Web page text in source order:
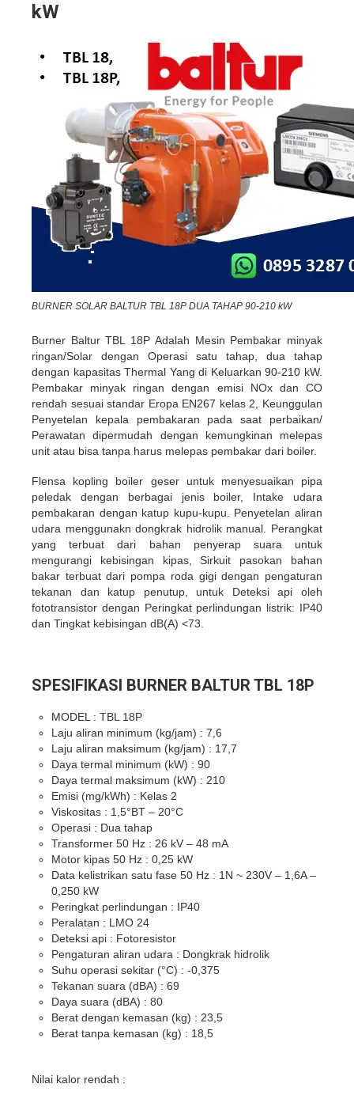
kW
BURNER SOLAR BALTUR TBL 18P DUA TAHAP 90-210 kW
Burner Baltur TBL 18P Adalah Mesin Pembakar minyak
ringan/Solar dengan Operasi satu tahap, dua tahap
dengan kapasitas Thermal Yang di Keluarkan 90-210 kW.
Pembakar minyak ringan dengan emisi NOx dan CO
rendah sesuai standar Eropa EN267 kelas 2, Keunggulan
Penyetelan kepala pembakaran pada saat perbaikan/
Perawatan dipermudah dengan kemungkinan melepas
unit atau bisa tanpa harus melepas pembakar dari boiler.
Flensa kopling boiler geser untuk menyesuaikan pipa
peledak dengan berbagai jenis boiler, Intake udara
pembakaran dengan katup kupu-kupu. Penyetelan aliran
udara menggunakn dongkrak hidrolik manual. Perangkat
yang terbuat dari bahan penyerap suara untuk
mengurangi kebisingan kipas, Sirkuit pasokan bahan
bakar terbuat dari pompa roda gigi dengan pengaturan
tekanan dan katup penutup, untuk Deteksi api oleh
fototransistor dengan Peringkat perlindungan listrik: IP40
dan Tingkat kebisingan dB(A) <73.
SPESIFIKASI BURNER BALTUR TBL 18P
MODEL : TBL 18P
Laju aliran minimum (kg/jam) : 7,6
Laju aliran maksimum (kg/jam) : 17,7
Daya termal minimum (kW) : 90
Daya termal maksimum (kW) : 210
Emisi (mg/kWh) : Kelas 2
Viskositas : 1,5°BT – 20°C
Operasi : Dua tahap
Transformer 50 Hz : 26 kV – 48 mA
Motor kipas 50 Hz : 0,25 kW
Data kelistrikan satu fase 50 Hz : 1N ~ 230V – 1,6A –
0,250 kW
Peringkat perlindungan : IP40
Peralatan : LMO 24
Deteksi api : Fotoresistor
Pengaturan aliran udara : Dongkrak hidrolik
Suhu operasi sekitar (°C) : -0,375
Tekanan suara (dBA) : 69
Daya suara (dBA) : 80
Berat dengan kemasan (kg) : 23,5
Berat tanpa kemasan (kg) : 18,5
Nilai kalor rendah :